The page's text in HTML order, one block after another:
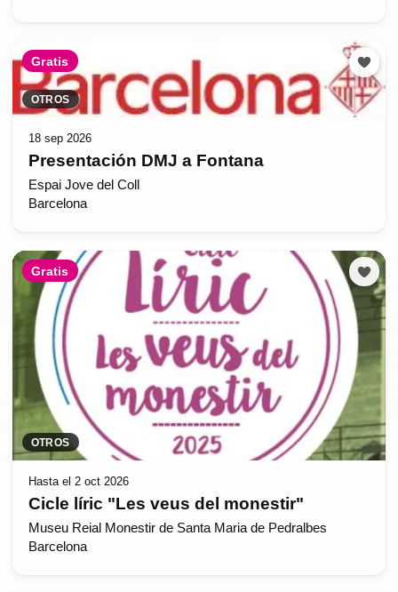
Gratis
OTROS
18 sep 2026
Presentación DMJ a Fontana
Espai Jove del Coll
Barcelona
Gratis
OTROS
Hasta el 2 oct 2026
Cicle líric "Les veus del monestir"
Museu Reial Monestir de Santa Maria de Pedralbes
Barcelona